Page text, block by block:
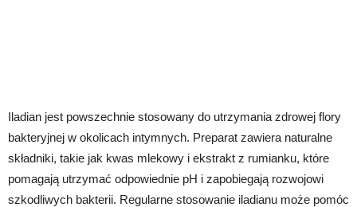
Iladian jest powszechnie stosowany do utrzymania zdrowej flory
bakteryjnej w okolicach intymnych. Preparat zawiera naturalne
składniki, takie jak kwas mlekowy i ekstrakt z rumianku, które
pomagają utrzymać odpowiednie pH i zapobiegają rozwojowi
szkodliwych bakterii. Regularne stosowanie iladianu może pomóc